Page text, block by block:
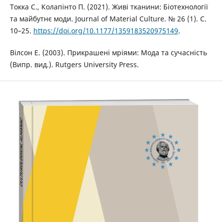
Токка С., Колапінто П. (2021). Живі тканини: Біотехнології
та майбутнє моди. Journal of Material Culture. № 26 (1). С.
10–25. https://doi.org/10.1177/1359183520975149.
Вілсон Е. (2003). Прикрашені мріями: Мода та сучасність
(Випр. вид.). Rutgers University Press.